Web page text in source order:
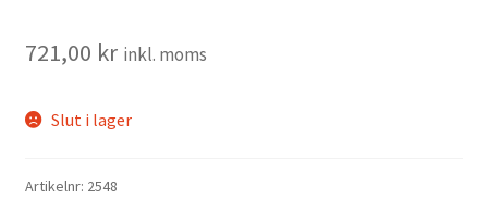
721,00 kr inkl. moms
Slut i lager
Artikelnr: 2548